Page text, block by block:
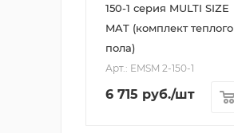
150-1 серия MULTI SIZE
MAT (комплект теплого
пола)
Арт.: EMSM 2-150-1
6 715 руб./шт